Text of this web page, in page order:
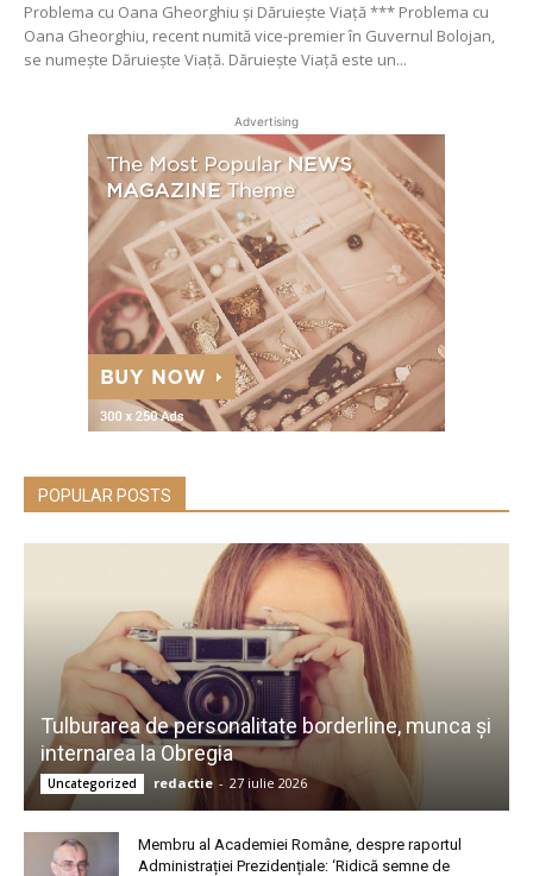
Problema cu Oana Gheorghiu și Dăruiește Viață *** Problema cu
Oana Gheorghiu, recent numită vice-premier în Guvernul Bolojan,
se numește Dăruiește Viață. Dăruiește Viață este un...
Advertising
POPULAR POSTS
Tulburarea de personalitate borderline, munca și
internarea la Obregia
Uncategorized redactie - 27 iulie 2026
Membru al Academiei Române, despre raportul
Administrației Prezidențiale: ‘Ridică semne de